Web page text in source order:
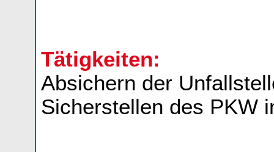
Tätigkeiten:
Absichern der
Sicherstellen des PKW